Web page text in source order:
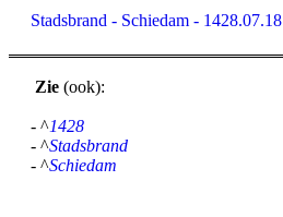
Stadsbrand - Schiedam - 1428.07.18
Zie (ook):
- ^1428
- ^Stadsbrand
- ^Schiedam